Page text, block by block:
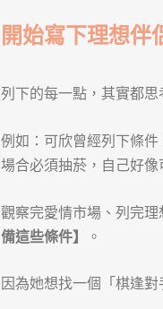
開始寫下理想伴
列下的每一點，其實都思
例如：可欣曾經列下條
場合必須抽菸，自己好
觀察完愛情市場、列完理
備這些條件】
。
因為她想找一個「棋逢